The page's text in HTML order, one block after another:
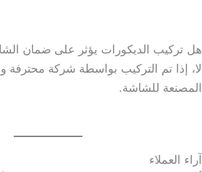
هل تركيب الديكورات يؤثر على ضمان
لا، إذا تم التركيب بواسطة شركة محترفة
المصنعة للشاشة.
آراء العملاء